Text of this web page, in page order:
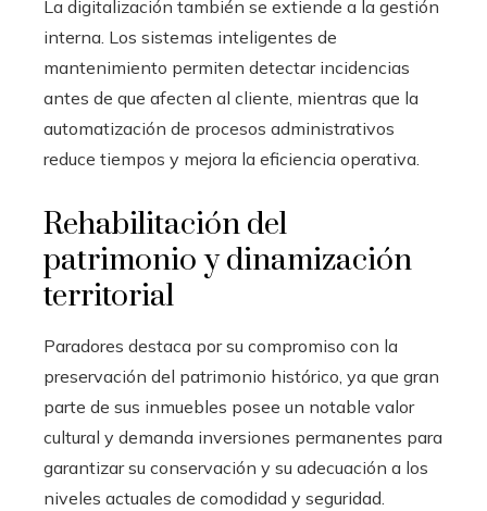
La digitalización también se extiende a la gestión
interna. Los sistemas inteligentes de
mantenimiento permiten detectar incidencias
antes de que afecten al cliente, mientras que la
automatización de procesos administrativos
reduce tiempos y mejora la eficiencia operativa.
Rehabilitación del
patrimonio y dinamización
territorial
Paradores destaca por su compromiso con la
preservación del patrimonio histórico, ya que gran
parte de sus inmuebles posee un notable valor
cultural y demanda inversiones permanentes para
garantizar su conservación y su adecuación a los
niveles actuales de comodidad y seguridad.